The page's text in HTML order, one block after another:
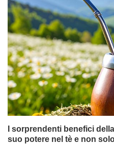
I sorprendenti benefici
suo potere nel tè e non